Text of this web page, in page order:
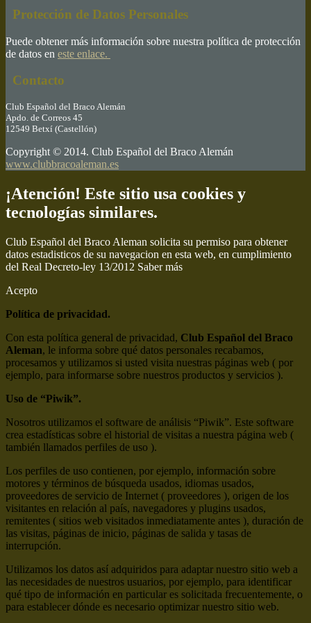
Protección de Datos Personales
Puede obtener más información sobre nuestra política de protección
de datos en este enlace.
Contacto
Club Español del Braco Alemán
Apdo. de Correos 45
12549 Betxí (Castellón)
Copyright © 2014. Club Español del Braco Alemán
www.clubbracoaleman.es
¡Atención! Este sitio usa cookies y
tecnologías similares.
Club Español del Braco Aleman solicita su permiso para obtener
datos estadisticos de su navegacion en esta web, en cumplimiento
del Real Decreto-ley 13/2012 Saber más
Acepto
Política de privacidad.
Con esta política general de privacidad, Club Español del Braco
Aleman, le informa sobre qué datos personales recabamos,
procesamos y utilizamos si usted visita nuestras páginas web ( por
ejemplo, para informarse sobre nuestros productos y servicios ).
Uso de “Piwik”.
Nosotros utilizamos el software de análisis “Piwik”. Este software
crea estadísticas sobre el historial de visitas a nuestra página web (
también llamados perfiles de uso ).
Los perfiles de uso contienen, por ejemplo, información sobre
motores y términos de búsqueda usados, idiomas usados,
proveedores de servicio de Internet ( proveedores ), origen de los
visitantes en relación al país, navegadores y plugins usados,
remitentes ( sitios web visitados inmediatamente antes ), duración de
las visitas, páginas de inicio, páginas de salida y tasas de
interrupción.
Utilizamos los datos así adquiridos para adaptar nuestro sitio web a
las necesidades de nuestros usuarios, por ejemplo, para identificar
qué tipo de información en particular es solicitada frecuentemente, o
para establecer dónde es necesario optimizar nuestro sitio web.